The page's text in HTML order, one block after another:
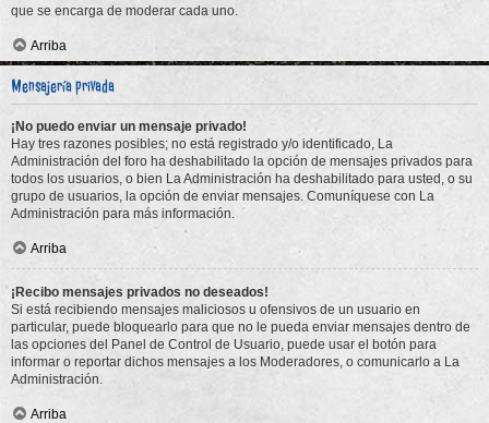
que se encarga de moderar cada uno.
Arriba
Mensajería privada
¡No puedo enviar un mensaje privado!
Hay tres razones posibles; no está registrado y/o identificado, La
Administración del foro ha deshabilitado la opción de mensajes privados para
todos los usuarios, o bien La Administración ha deshabilitado para usted, o su
grupo de usuarios, la opción de enviar mensajes. Comuníquese con La
Administración para más información.
Arriba
¡Recibo mensajes privados no deseados!
Si está recibiendo mensajes maliciosos u ofensivos de un usuario en
particular, puede bloquearlo para que no le pueda enviar mensajes dentro de
las opciones del Panel de Control de Usuario, puede usar el botón para
informar o reportar dichos mensajes a los Moderadores, o comunicarlo a La
Administración.
Arriba